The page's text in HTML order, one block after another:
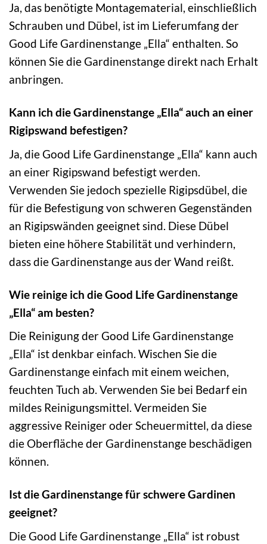
Ja, das benötigte Montagematerial, einschließlich
Schrauben und Dübel, ist im Lieferumfang der
Good Life Gardinenstange „Ella“ enthalten. So
können Sie die Gardinenstange direkt nach Erhalt
anbringen.
Kann ich die Gardinenstange „Ella“ auch an einer
Rigipswand befestigen?
Ja, die Good Life Gardinenstange „Ella“ kann auch
an einer Rigipswand befestigt werden.
Verwenden Sie jedoch spezielle Rigipsdübel, die
für die Befestigung von schweren Gegenständen
an Rigipswänden geeignet sind. Diese Dübel
bieten eine höhere Stabilität und verhindern,
dass die Gardinenstange aus der Wand reißt.
Wie reinige ich die Good Life Gardinenstange
„Ella“ am besten?
Die Reinigung der Good Life Gardinenstange
„Ella“ ist denkbar einfach. Wischen Sie die
Gardinenstange einfach mit einem weichen,
feuchten Tuch ab. Verwenden Sie bei Bedarf ein
mildes Reinigungsmittel. Vermeiden Sie
aggressive Reiniger oder Scheuermittel, da diese
die Oberfläche der Gardinenstange beschädigen
können.
Ist die Gardinenstange für schwere Gardinen
geeignet?
Die Good Life Gardinenstange „Ella“ ist robust